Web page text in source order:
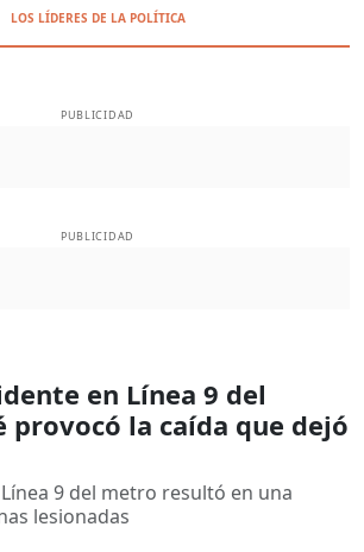
LOS LÍDERES DE LA POLÍTICA
PUBLICIDAD
PUBLICIDAD
en Línea 9 del
provocó la caída que dejó
9 del metro resultó en una
lesionadas